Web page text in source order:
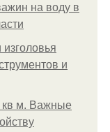
на воду в
и
кв м. Важные